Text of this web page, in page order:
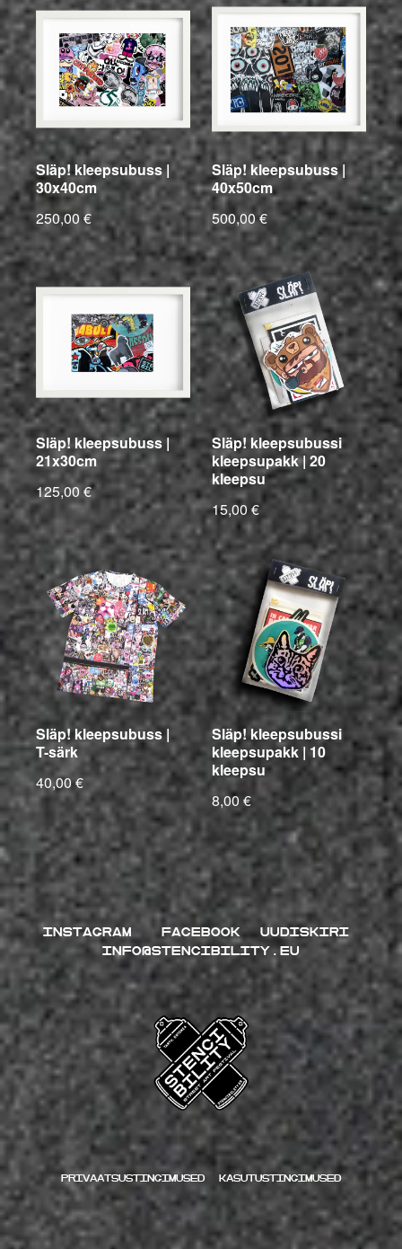
Släp! kleepsubuss |
30x40cm
250,00 €
Släp! kleepsubuss |
40x50cm
500,00 €
Släp! kleepsubuss |
21x30cm
125,00 €
Släp! kleepsubussi
kleepsupakk | 20
kleepsu
15,00 €
Släp! kleepsubuss |
T-särk
40,00 €
Släp! kleepsubussi
kleepsupakk | 10
kleepsu
8,00 €
INSTAGRAM FACEBOOK
UUDISKIRI
INFO@STENCIBILITY.EU
Privaatsustingimused kasutustingimused